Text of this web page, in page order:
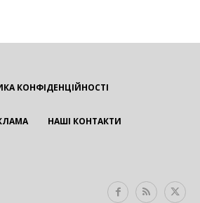
КОНФІДЕНЦІЙНОСТІ
НАШІ КОНТАКТИ